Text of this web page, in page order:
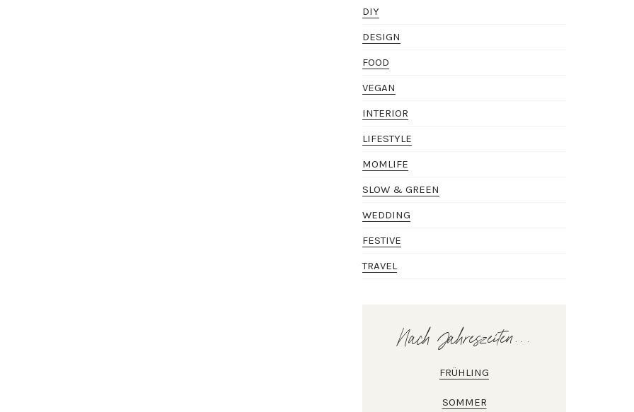
DIY
DESIGN
FOOD
VEGAN
INTERIOR
LIFESTYLE
MOMLIFE
SLOW & GREEN
WEDDING
FESTIVE
TRAVEL
Nach Jahreszeiten...
FRÜHLING
SOMMER